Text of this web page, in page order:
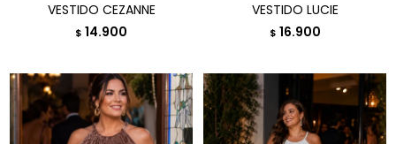
VESTIDO CEZANNE
$ 14.900
VESTIDO LUCIE
$ 16.900